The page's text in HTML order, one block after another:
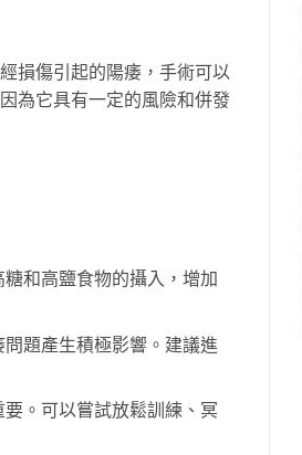
損傷引起的陽痿，手術可以
為它具有一定的風險和併發
和高鹽食物的攝入，增加
題產生積極影響。建議進
。可以嘗試放鬆訓練、冥